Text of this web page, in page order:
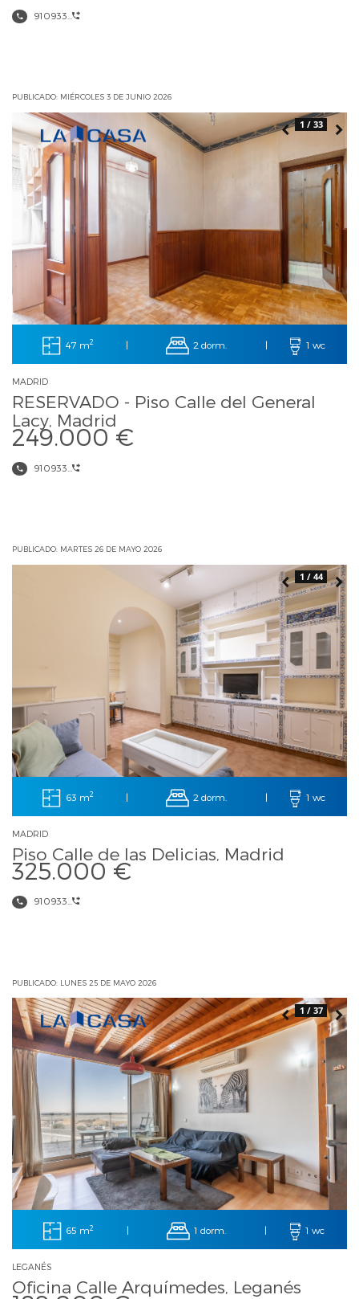
910933...
PUBLICADO: MIÉRCOLES 3 DE JUNIO 2026
1 / 33
47 m2 | 2 dorm. | 1 wc
MADRID
RESERVADO - Piso Calle del General
Lacy, Madrid
249.000 €
910933...
PUBLICADO: MARTES 26 DE MAYO 2026
1 / 44
63 m2 | 2 dorm. | 1 wc
MADRID
Piso Calle de las Delicias, Madrid
325.000 €
910933...
PUBLICADO: LUNES 25 DE MAYO 2026
1 / 37
65 m2 | 1 dorm. | 1 wc
LEGANÉS
Oficina Calle Arquímedes, Leganés